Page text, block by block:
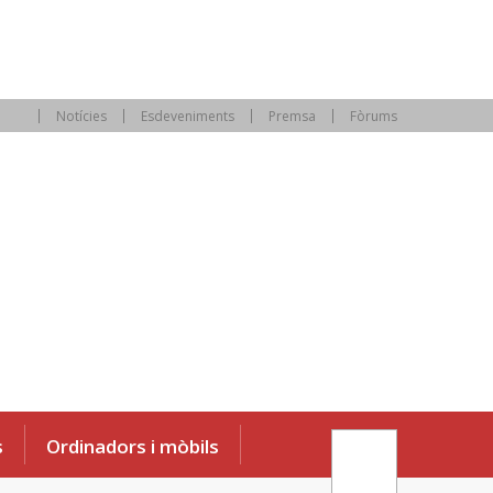
Notícies Esdeveniments Premsa Fòrums
Ordinadors i mòbils